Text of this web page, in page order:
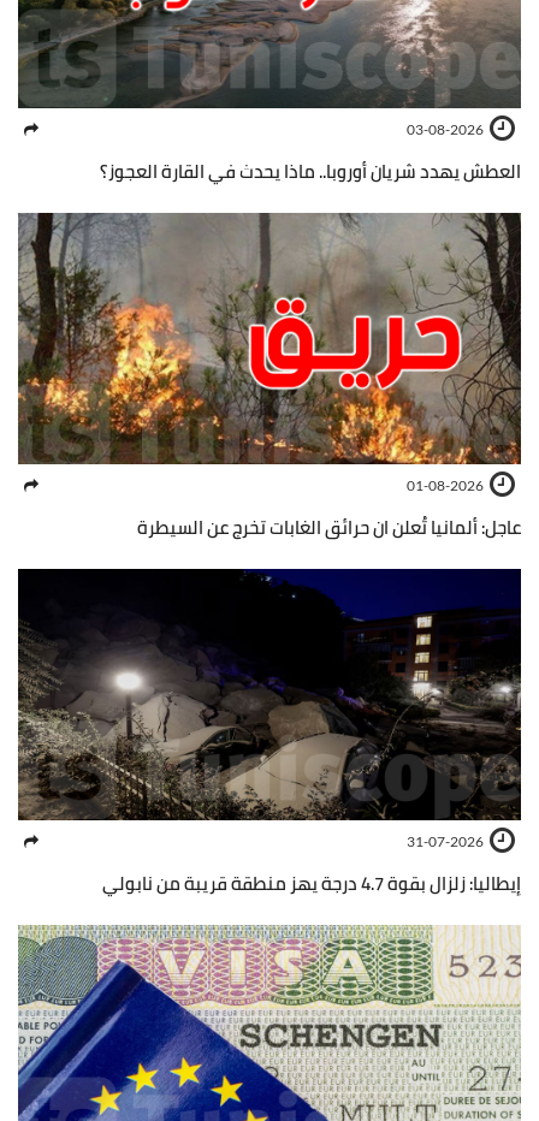
03-08-2026
العطش يهدد شريان أوروبا.. ماذا يحدث في القارة العجوز؟
01-08-2026
عاجل: ألمانيا تُعلن ان حرائق الغابات تخرج عن السيطرة
31-07-2026
إيطاليا: زلزال بقوة 4.7 درجة يهز منطقة قريبة من نابولي